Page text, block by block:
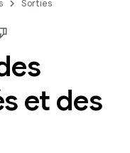
Sorties
et des